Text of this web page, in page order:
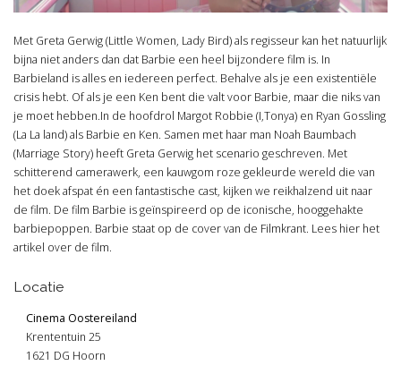
Met Greta Gerwig (Little Women, Lady Bird) als regisseur kan het natuurlijk
bijna niet anders dan dat Barbie een heel bijzondere film is. In
Barbieland is alles en iedereen perfect. Behalve als je een existentiële
crisis hebt. Of als je een Ken bent die valt voor Barbie, maar die niks van
je moet hebben.In de hoofdrol Margot Robbie (I,Tonya) en Ryan Gossling
(La La land) als Barbie en Ken. Samen met haar man Noah Baumbach
(Marriage Story) heeft Greta Gerwig het scenario geschreven. Met
schitterend camerawerk, een kauwgom roze gekleurde wereld die van
het doek afspat én een fantastische cast, kijken we reikhalzend uit naar
de film. De film Barbie is geïnspireerd op de iconische, hooggehakte
barbiepoppen. Barbie staat op de cover van de Filmkrant. Lees hier het
artikel over de film.
Locatie
Cinema Oostereiland
Krententuin 25
1621 DG Hoorn